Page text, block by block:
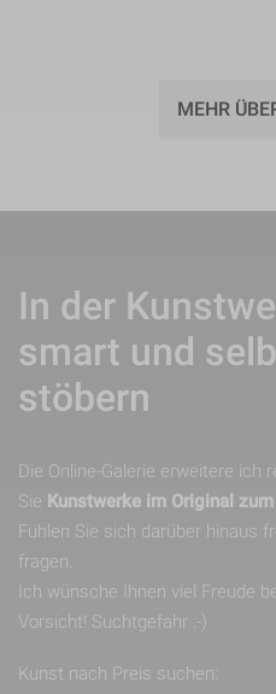
MEHR
In der
smart und
stöbern
Die Online-Galerie erweitere ich
Sie Kunstwerke im Original
Fühlen Sie sich darüber hinaus
fragen.
Ich wünsche Ihnen viel Freude
Vorsicht! Suchtgefahr :-)
Kunst nach Preis suchen: